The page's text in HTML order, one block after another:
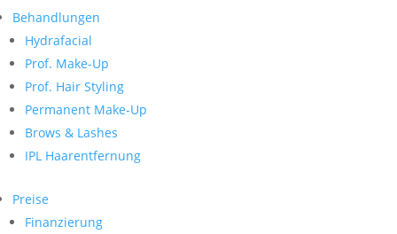
Behandlungen
Hydrafacial
Prof. Make-Up
Prof. Hair Styling
Permanent Make-Up
Brows & Lashes
IPL Haarentfernung
Preise
Finanzierung
nach:
Neueste Kommentare
Archiv
Kategorien
Keine Kategorien
Meta
Anmelden
Feed der Einträge
WordPress.org
Search